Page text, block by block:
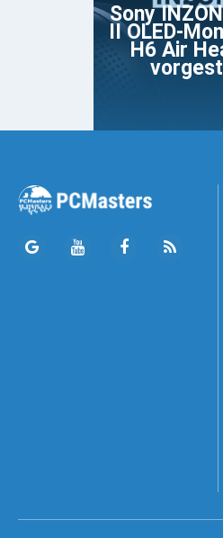
Sony
II OLED-
H6 Air